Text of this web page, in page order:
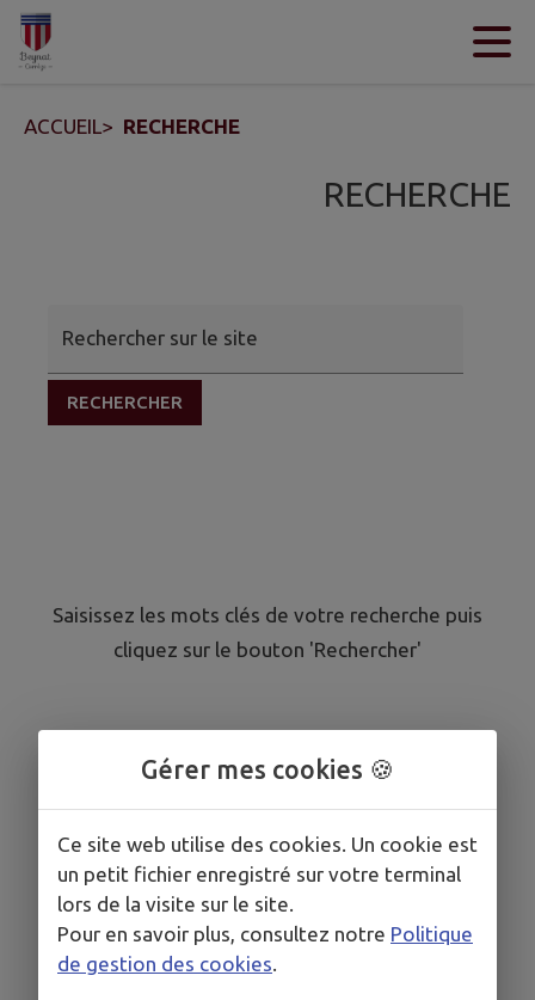
Contenu
ACCUEIL> RECHERCHE
RECHERCHE
Rechercher sur le site
RECHERCHER
Saisissez les mots clés de votre recherche puis
cliquez sur le bouton 'Rechercher'
Gérer mes cookies 🍪
Ce site web utilise des cookies. Un cookie est
un petit fichier enregistré sur votre terminal
lors de la visite sur le site.
Pour en savoir plus, consultez notre Politique
de gestion des cookies